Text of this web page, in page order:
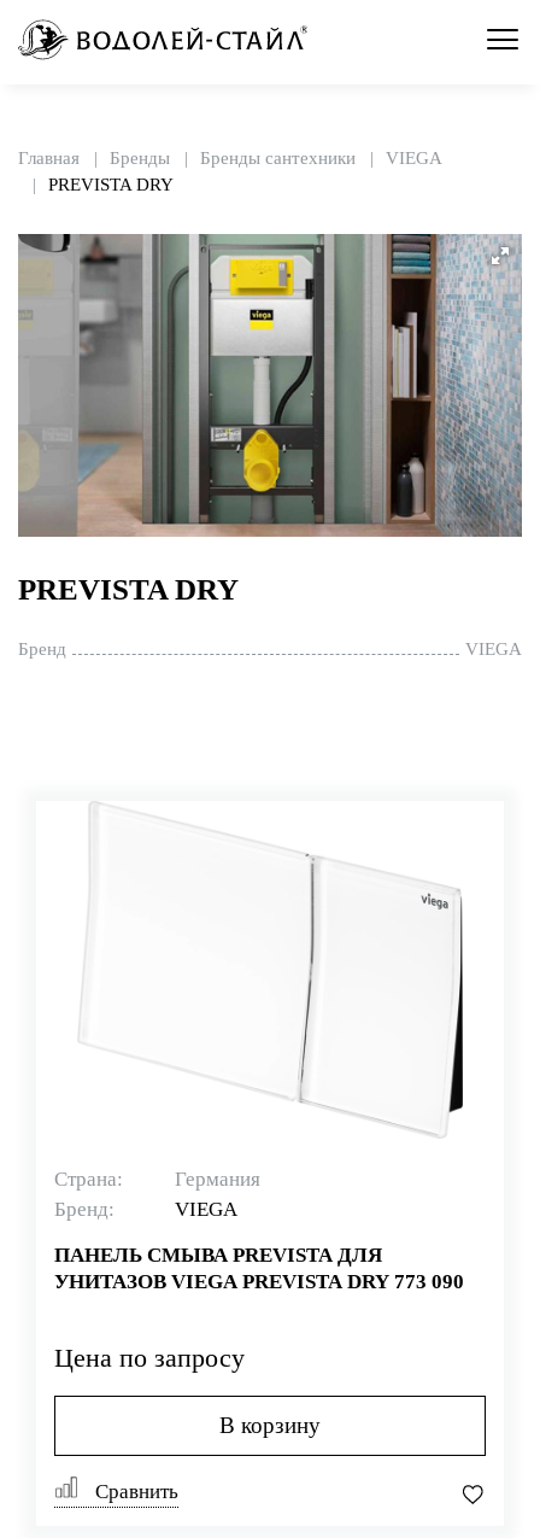
Главная Бренды Бренды сантехники
VIEGA
PREVISTA DRY
PREVISTA DRY
Бренд VIEGA
Страна:
Германия
Бренд:
VIEGA
ПАНЕЛЬ СМЫВА PREVISTA ДЛЯ
УНИТАЗОВ VIEGA PREVISTA DRY 773 090
Цена по запросу
В корзину
Сравнить